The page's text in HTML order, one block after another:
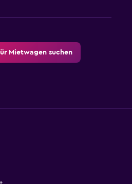
Mietwagen suchen